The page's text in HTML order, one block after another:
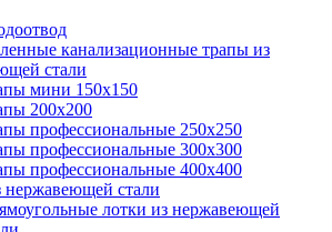
канализационные трапы из
стали
мини 150х150
200х200
профессиональные 250х250
профессиональные 300х300
профессиональные 400х400
нержавеющей стали
лотки из нержавеющей